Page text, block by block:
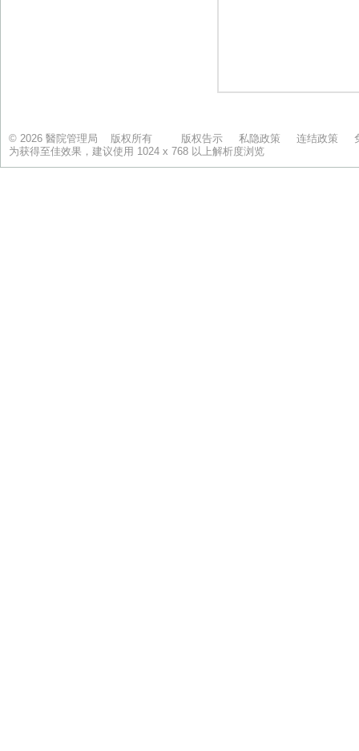
© 2026 醫院管理局 版权所有 版权告示 私隐政策 连结政策
为获得至佳效果，建议使用 1024 x 768 以上解析度浏览